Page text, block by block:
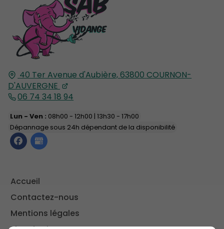
40 Ter Avenue d'Aubière,63800 COURNON-
D'AUVERGNE
06 74 34 18 94
Lun - Ven : 08h00 - 12h00 | 13h30 - 17h00
Dépannage sous 24h dépendant de la disponibilité
Accueil
Contactez-nous
Mentions légales